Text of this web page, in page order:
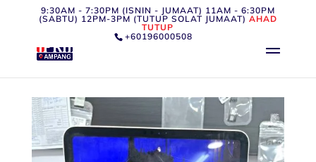
9:30AM - 7:30PM (ISNIN - JUMAAT) 11AM - 6:30PM
(SABTU) 12PM-3PM (TUTUP SOLAT JUMAAT) AHAD
TUTUP
+60196000508